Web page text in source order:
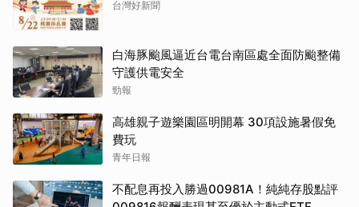
台灣好新聞
白海豚颱風逼近台電台南區處全面防颱整備
守護供電安全
勁報
高雄親子遊樂園區明開幕 30項設施暑假免
費玩
青年日報
不配息再投入勝過00981A！純純存股點評